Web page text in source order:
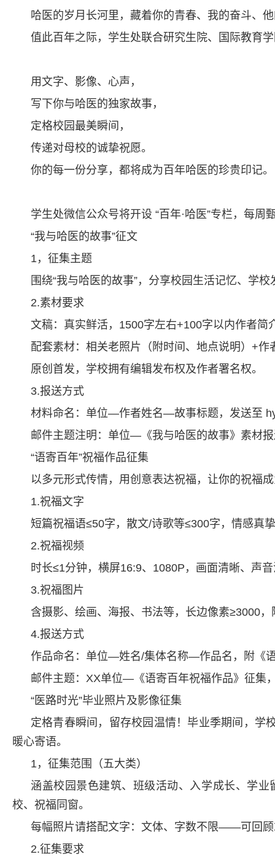
哈医的岁月长河里，藏着你的青春、我的奋斗、
值此百年之际，学生处联合研究生院、国际教育
用文字、影像、心声，
写下你与哈医的独家故事，
定格校园最美瞬间，
传递对母校的诚挚祝愿。
你的每一份分享，都将成为百年哈医的珍贵印记。
学生处微信公众号将开设 “百年·哈医”专栏，每
“我与哈医的故事”征文
1，征集主题
围绕“我与哈医的故事”，分享校园生活记忆、学
2.素材要求
文稿：真实鲜活，1500字左右+100字以内作者简
配套素材：相关老照片（附时间、地点说明）+作
原创首发，学校拥有编辑发布权及作者署名权。
3.报送方式
材料命名：单位—作者姓名—故事标题，发送至
邮件主题注明：单位—《我与哈医的故事》素材
“语寄百年”祝福作品征集
以多元形式传情，用创意表达祝福，让你的祝福
1.祝福文字
短篇祝福语≤50字，散文/诗歌等≤300字，情感真
2.祝福视频
时长≤1分钟，横屏16:9、1080P，画面清晰、声
3.祝福图片
含摄影、绘画、海报、书法等，长边像素≥3000
4.报送方式
作品命名：单位—姓名/集体名称—作品名，附《
邮件主题：XX单位—《语寄百年祝福作品》征集
“医路时光”毕业照片及影像征集
定格青春瞬间，留存校园温情！毕业季期间，学
暖心寄语。
1，征集范围（五大类）
涵盖校园景色建筑、班级活动、入学成长、学
校、祝福同窗。
每幅照片请搭配文字：文体、字数不限——可回
2.征集要求